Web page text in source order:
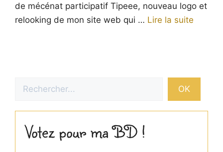
de mécénat participatif Tipeee, nouveau logo et
relooking de mon site web qui … Lire la suite
OK
Votez pour ma BD !